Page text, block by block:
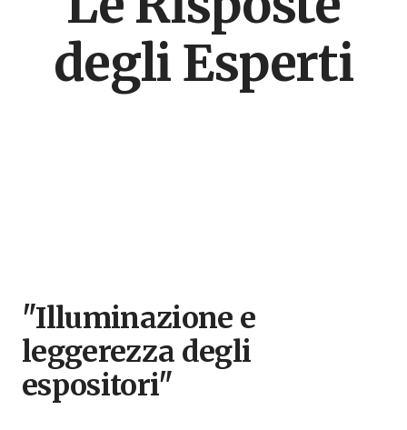
degli Esperti
"Illuminazione e
leggerezza degli
espositori"